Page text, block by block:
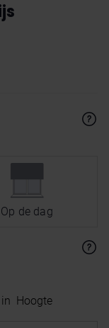
Op de dag
Hoogte